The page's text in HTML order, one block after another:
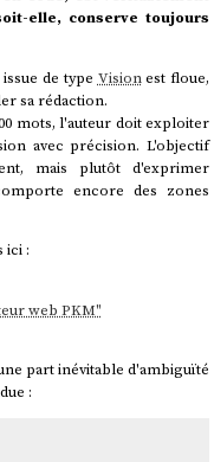
elle, conserve toujours
de type Visionest floue,
sa rédaction.
mots, l'auteur doit exploiter
avec précision. L'objectif
mais plutôt d'exprimer
encore des zones
ici :
web PKM"
part inévitable d'ambiguïté
: